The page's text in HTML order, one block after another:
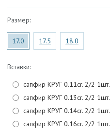
Размер:
17.0 17.5 18.0
Вставки:
сапфир КРУГ 0.11cr. 2/2 1шт.
сапфир КРУГ 0.13cr. 2/2 1шт.
сапфир КРУГ 0.14cr. 2/2 1шт.
сапфир КРУГ 0.16cr. 2/2 1шт.